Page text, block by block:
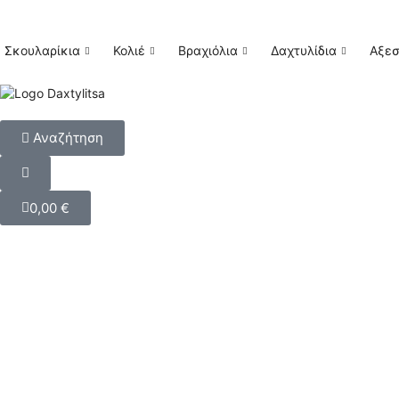
Σκουλαρίκια Κολιέ Βραχιόλια Δαχτυλίδια
Αναζήτηση
0,00 €